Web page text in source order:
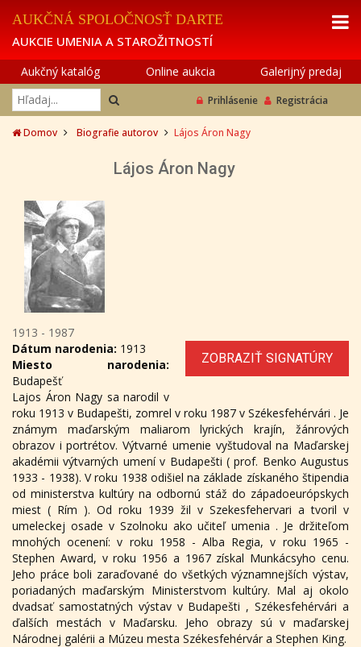
AUKČNÁ SPOLOČNOSŤ DARTE
AUKCIE UMENIA A STAROŽITNOSTÍ
Aukčný katalóg Online aukcia Galerijný predaj
Prihlásenie Registrácia
Domov Biografie autorov Lájos Áron Nagy
Lájos Áron Nagy
1913 - 1987
ZOBRAZIŤ SIGNATÚRY
Dátum narodenia: 1913
Miesto narodenia:
Budapešť
Lajos Áron Nagy sa narodil v
roku 1913 v Budapešti, zomrel v roku 1987 v Székesfehérvári . Je
známym maďarským maliarom lyrických krajín, žánrových
obrazov i portrétov. Výtvarné umenie vyštudoval na Maďarskej
akadémii výtvarných umení v Budapešti ( prof. Benko Augustus
1933 - 1938). V roku 1938 odišiel na základe získaného štipendia
od ministerstva kultúry na odbornú stáž do západoeurópskych
miest ( Rím ). Od roku 1939 žil v Szekesfehervari a tvoril v
umeleckej osade v Szolnoku ako učiteľ umenia . Je držiteľom
mnohých ocenení: v roku 1958 - Alba Regia, v roku 1965 -
Stephen Award, v roku 1956 a 1967 získal Munkácsyho cenu.
Jeho práce boli zaraďované do všetkých významnejších výstav,
poriadaných maďarským Ministerstvom kultúry. Mal aj okolo
dvadsať samostatných výstav v Budapešti , Székesfehérvári a
ďalších mestách v Maďarsku. Jeho obrazy sú v maďarskej
Národnej galérii a Múzeu mesta Székesfehérvár a Stephen King.